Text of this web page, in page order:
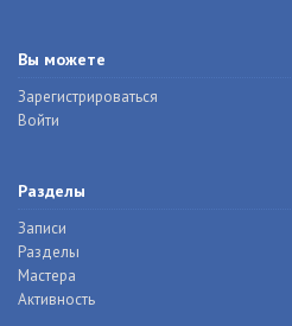
Вы можете
Зарегистрироваться
Войти
Разделы
Записи
Разделы
Мастера
Активность